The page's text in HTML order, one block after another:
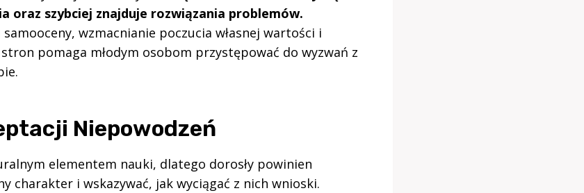
oraz szybciej znajduje rozwiązania problemów.
wzmacnianie poczucia własnej wartości i
pomaga młodym osobom przystępować do wyzwań z
Niepowodzeń
elementem nauki, dlatego dorosły powinien
charakter i wskazywać, jak wyciągać z nich wnioski.